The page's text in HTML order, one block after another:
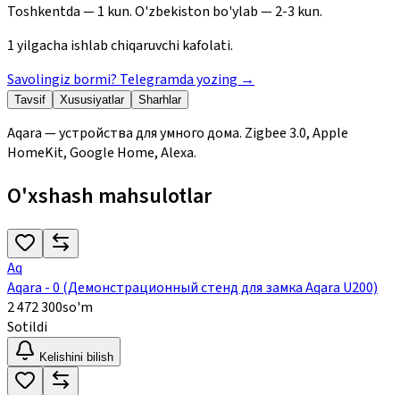
Toshkentda — 1 kun. O'zbekiston bo'ylab — 2-3 kun.
1 yilgacha ishlab chiqaruvchi kafolati.
Savolingiz bormi? Telegramda yozing →
Tavsif Xususiyatlar Sharhlar
Aqara — устройства для умного дома. Zigbee 3.0, Apple
HomeKit, Google Home, Alexa.
O'xshash mahsulotlar
Aq
Aqara - 0 (Демонстрационный стенд для замка Aqara U200)
2 472 300so'm
Sotildi
Kelishini bilish